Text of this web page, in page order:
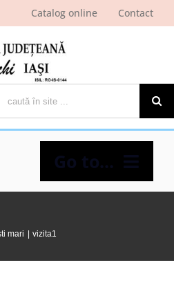
Catalog online Contact
Go to...
mari vizita1